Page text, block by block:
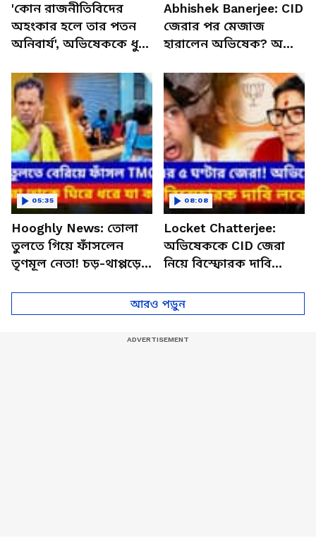
'কোন রাজনীতিবিদের
অহংকার হলে তার পতন
অনিবার্য', অভিষেককে ধুয়ে
Abhishek Banerjee: CID
জেরার পর মেজাজ
হারালেন অভিষেক? অমিত
কটাক্ষ
Hooghly News: তোলা
তুলতে গিয়ে ফাঁসলেন
তৃণমূল নেতা! চড়-থাপ্পড়ের
05:35
Locket Chatterjee:
অভিষেককে CID জেরা
নিয়ে বিস্ফোরক দাবি
বড় কথা
08:08
আরও পড়ুন